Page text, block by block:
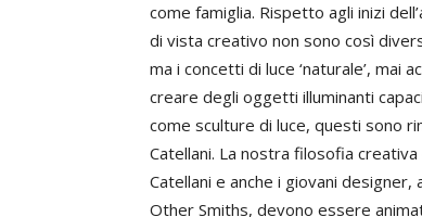
come famiglia. Rispetto agli inizi
di vista creativo non sono così
ma i concetti di luce ‘naturale’, mai
creare degli oggetti illuminanti
come sculture di luce, questi sono
Catellani. La nostra filosofia
Catellani e anche i giovani
Other Smiths, devono essere